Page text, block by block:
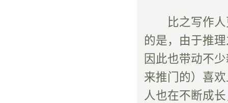
比之写作人
的是，由于推
因此也带动不
来推门的）喜
人也在不断成